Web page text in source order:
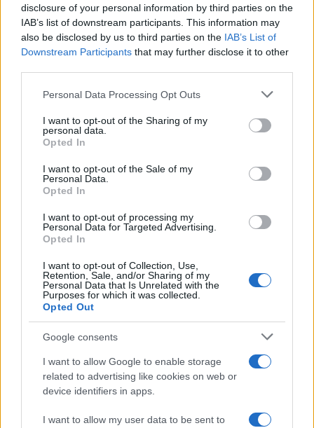
disclosure of your personal information by third parties on the
IAB’s list of downstream participants. This information may
also be disclosed by us to third parties on the IAB’s List of
Downstream Participants that may further disclose it to other
Please note that this website/app uses one or more Google
not limited to your visit or usage behaviour. You may click to
grant or deny consent to Google and its third-party tags to
use your data for below specified purposes in below Google
consent section.
Personal Data Processing Opt Outs
I want to opt-out of the Sharing of my
personal data.
Opted In
I want to opt-out of the Sale of my
Personal Data.
Opted In
I want to opt-out of processing my
Personal Data for Targeted Advertising.
Opted In
I want to opt-out of Collection, Use,
Retention, Sale, and/or Sharing of my
Personal Data that Is Unrelated with the
Purposes for which it was collected.
Opted Out
Google consents
I want to allow Google to enable storage
related to advertising like cookies on web or
device identifiers in apps.
I want to allow my user data to be sent to
Cómo la política internacional de Trump
está cambiando las posturas de sus
seguidores más cercanos
El impacto de la iniciativa de Gabriel
Rufián en el panorama político español
Gabriel Rufián ha logrado captar la atención mediática…
POLÍTICA